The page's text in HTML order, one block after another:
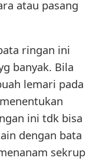
atau pasang
ringan ini
banyak. Bila
lemari pada
ini tdk bisa
dengan bata
sekrup